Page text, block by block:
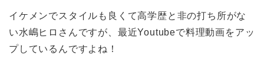
イケメンでスタイルも良くて高学歴と非の打ち所がな
い水嶋ヒロさんですが、最近Youtubeで料理動画をアッ
プしているんですよね！